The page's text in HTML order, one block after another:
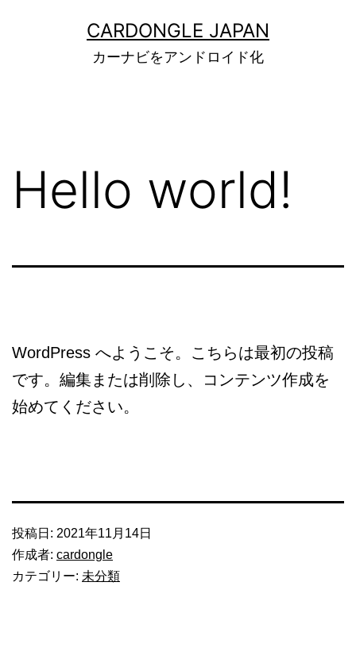
CARDONGLE JAPAN
カーナビをアンドロイド化
Hello world!
WordPress へようこそ。こちらは最初の投稿
です。編集または削除し、コンテンツ作成を
始めてください。
投稿日: 2021年11月14日
作成者: cardongle
カテゴリー: 未分類